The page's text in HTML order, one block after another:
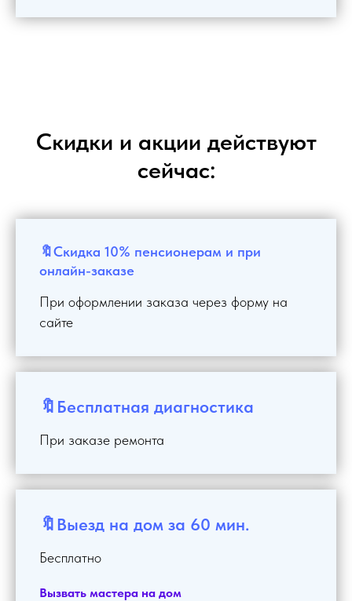
Скидки и акции действуют
сейчас:
🔖Скидка 10% пенсионерам и при
онлайн-заказе
При оформлении заказа через форму на
сайте
🔖Бесплатная диагностика
При заказе ремонта
🔖Выезд на дом за 60 мин.
Бесплатно
Вызвать мастера на дом